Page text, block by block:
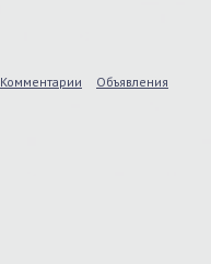
Комментарии Объявления